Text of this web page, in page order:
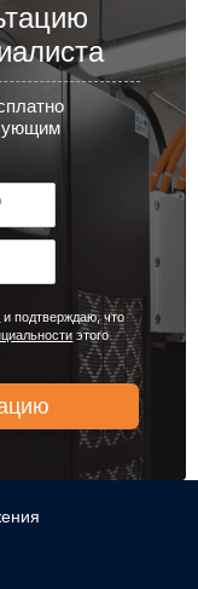
и подтверждаю, что
этого